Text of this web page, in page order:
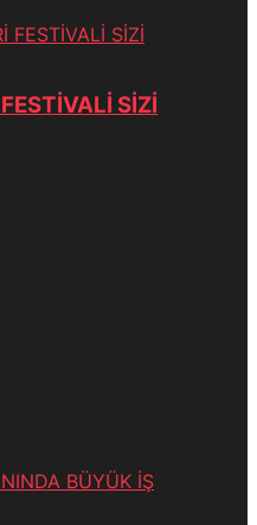
FESTİVALİ SİZİ
SİZİ
BÜYÜK İŞ